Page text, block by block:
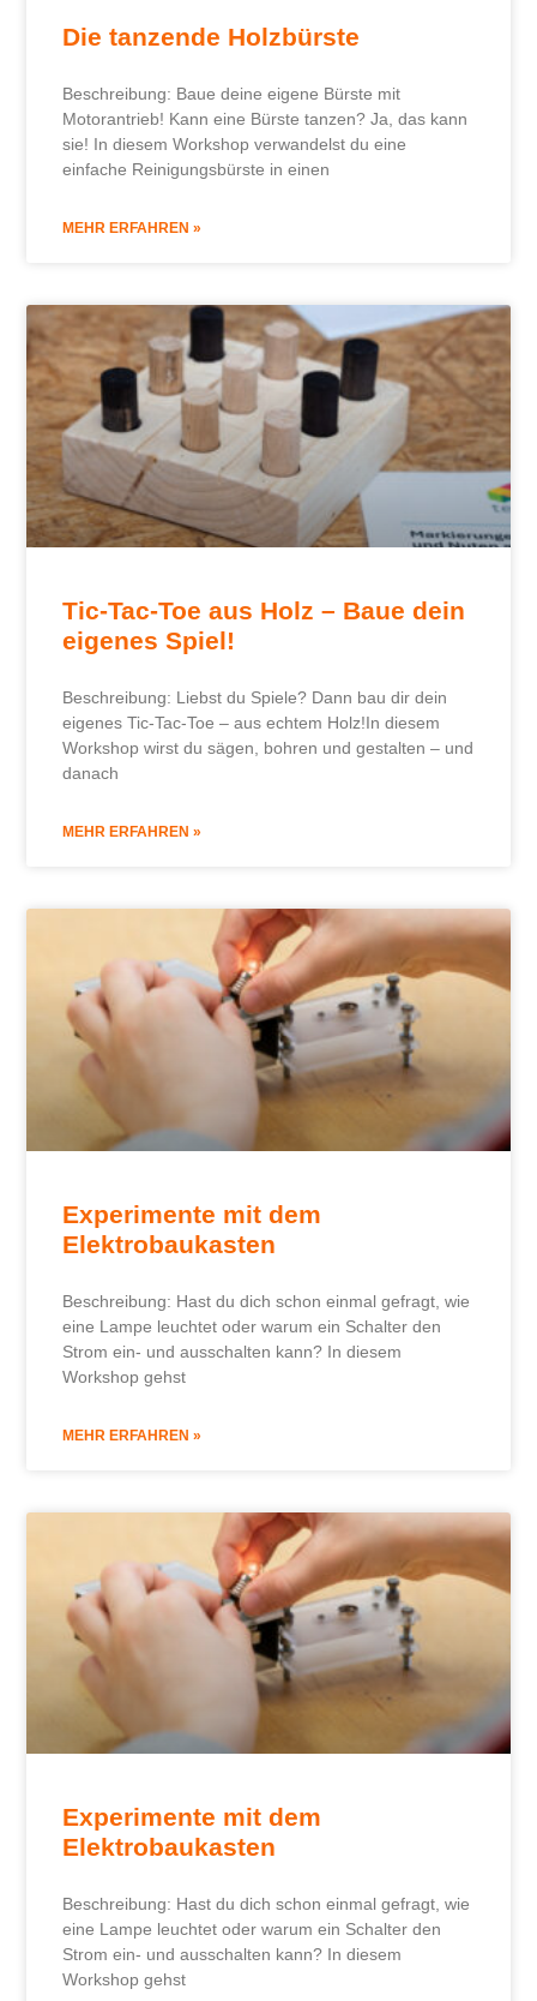
Die tanzende Holzbürste
Beschreibung: Baue deine eigene Bürste mit
Motorantrieb! Kann eine Bürste tanzen? Ja, das kann
sie! In diesem Workshop verwandelst du eine
einfache Reinigungsbürste in einen
MEHR ERFAHREN »
Tic-Tac-Toe aus Holz – Baue dein
eigenes Spiel!
Beschreibung: Liebst du Spiele? Dann bau dir dein
eigenes Tic-Tac-Toe – aus echtem Holz!In diesem
Workshop wirst du sägen, bohren und gestalten – und
danach
MEHR ERFAHREN »
Experimente mit dem
Elektrobaukasten
Beschreibung: Hast du dich schon einmal gefragt, wie
eine Lampe leuchtet oder warum ein Schalter den
Strom ein- und ausschalten kann? In diesem
Workshop gehst
MEHR ERFAHREN »
Experimente mit dem
Elektrobaukasten
Beschreibung: Hast du dich schon einmal gefragt, wie
eine Lampe leuchtet oder warum ein Schalter den
Strom ein- und ausschalten kann? In diesem
Workshop gehst